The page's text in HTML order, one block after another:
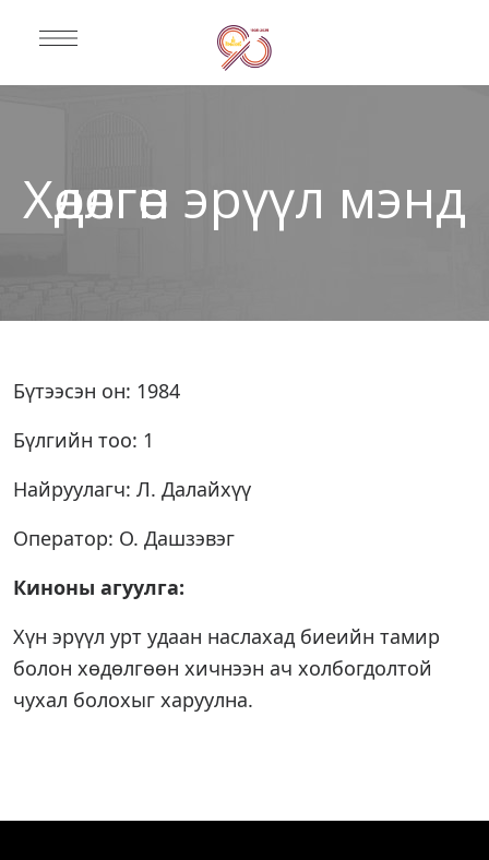
Хөдөлгөөн эрүүл мэнд
Бүтээсэн он: 1984
Бүлгийн тоо: 1
Найруулагч: Л. Далайхүү
Оператор: О. Дашзэвэг
Киноны агуулга:
Хүн эрүүл урт удаан наслахад биеийн тамир
болон хөдөлгөөн хичнээн ач холбогдолтой
чухал болохыг харуулна.